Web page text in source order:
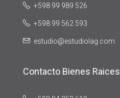
+598 99 989 526
+598 99 562 593
estudio@estudiolag.com
Contacto Bienes Raices